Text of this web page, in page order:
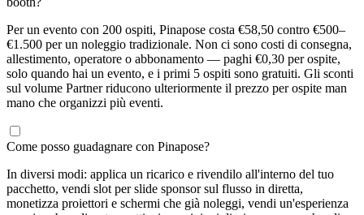
Per un evento con 200 ospiti, Pinapose costa €58,50 contro €500–
€1.500 per un noleggio tradizionale. Non ci sono costi di consegna,
allestimento, operatore o abbonamento — paghi €0,30 per ospite,
solo quando hai un evento, e i primi 5 ospiti sono gratuiti. Gli sconti
sul volume Partner riducono ulteriormente il prezzo per ospite man
mano che organizzi più eventi.
Come posso guadagnare con Pinapose?
In diversi modi: applica un ricarico e rivendilo all'interno del tuo
pacchetto, vendi slot per slide sponsor sul flusso in diretta,
monetizza proiettori e schermi che già noleggi, vendi un'esperienza